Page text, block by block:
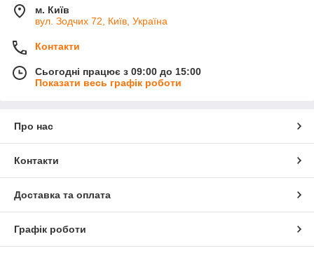
м. Київ
вул. Зодчих 72, Київ, Україна
Контакти
Сьогодні працює з 09:00 до 15:00
Показати весь графік роботи
Про нас
Контакти
Доставка та оплата
Графік роботи